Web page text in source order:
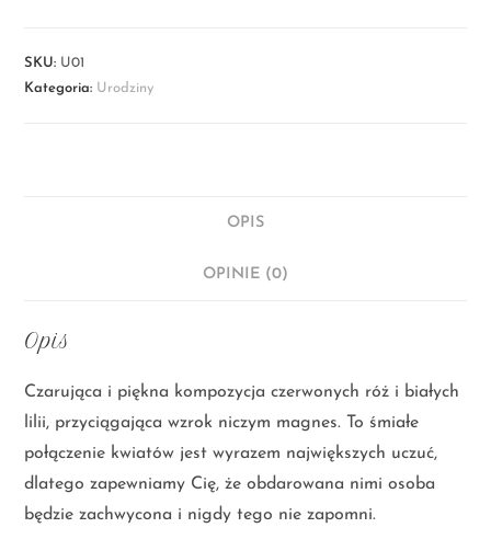
SKU: U01
Kategoria: Urodziny
OPIS
OPINIE (0)
Opis
Czarująca i piękna kompozycja czerwonych róż i białych
lilii, przyciągająca wzrok niczym magnes. To śmiałe
połączenie kwiatów jest wyrazem największych uczuć,
dlatego zapewniamy Cię, że obdarowana nimi osoba
będzie zachwycona i nigdy tego nie zapomni.